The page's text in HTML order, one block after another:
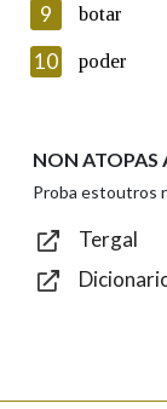
Introduce o
Texto de
9 botar
10 poder
NON ATOPAS
Proba estoutros
Tergal